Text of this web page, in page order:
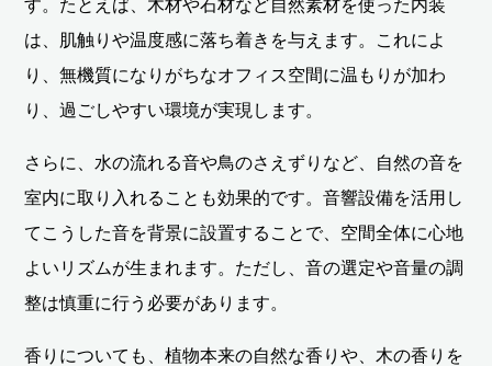
す。たとえば、木材や石材など自然素材を使った内装
は、肌触りや温度感に落ち着きを与えます。これによ
り、無機質になりがちなオフィス空間に温もりが加わ
り、過ごしやすい環境が実現します。
さらに、水の流れる音や鳥のさえずりなど、自然の音を
室内に取り入れることも効果的です。音響設備を活用し
てこうした音を背景に設置することで、空間全体に心地
よいリズムが生まれます。ただし、音の選定や音量の調
整は慎重に行う必要があります。
香りについても、植物本来の自然な香りや、木の香りを